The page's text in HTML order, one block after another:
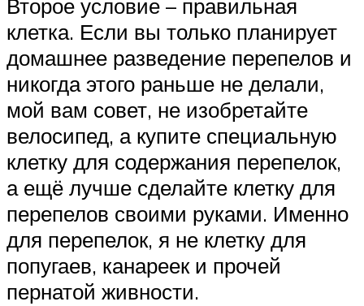
Второе условие – правильная
клетка. Если вы только планирует
домашнее разведение перепелов и
никогда этого раньше не делали,
мой вам совет, не изобретайте
велосипед, а купите специальную
клетку для содержания перепелок,
а ещё лучше сделайте клетку для
перепелов своими руками. Именно
для перепелок, я не клетку для
попугаев, канареек и прочей
пернатой живности.